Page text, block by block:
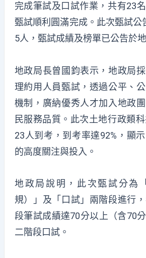
完成筆試及口試作業，共有23
甄試順利圓滿完成。此次甄試公
5人，甄試成績及榜單已公告於
地政局長曾國鈞表示，地政局
理約用人員甄試，透過公平、
機制，廣納優秀人才加入地政
民服務品質。此次土地行政類
23人到考，到考率達92%，顯
的高度關注與投入。
地政局說明，此次甄試分為
規）」及「口試」兩階段進行
段筆試成績達70分以上（含70
二階段口試。